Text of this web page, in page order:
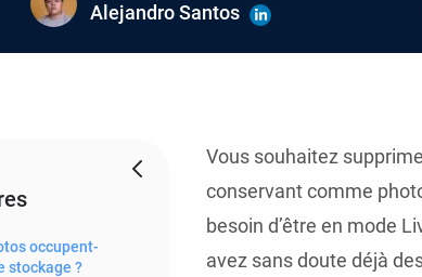
Alejandro Santos
occupent-
stockage ?
Vous souhaitez
conservant comme
besoin d’être en mode
avez sans doute déjà